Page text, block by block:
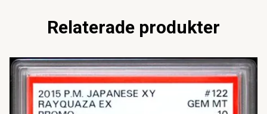
Relaterade produkter